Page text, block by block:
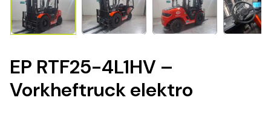
EP RTF25-4L1HV –
Vorkheftruck elektro